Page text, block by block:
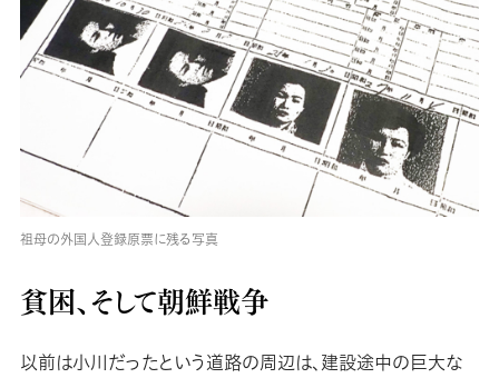
祖母の外国人登録原票に残る写真
貧困、そして朝鮮戦争
以前は小川だったという道路の周辺は、建設途中の巨大な